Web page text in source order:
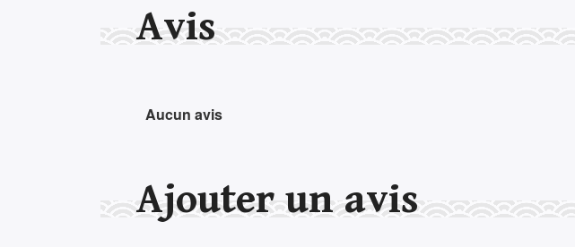
Avis
Aucun avis
Ajouter un avis